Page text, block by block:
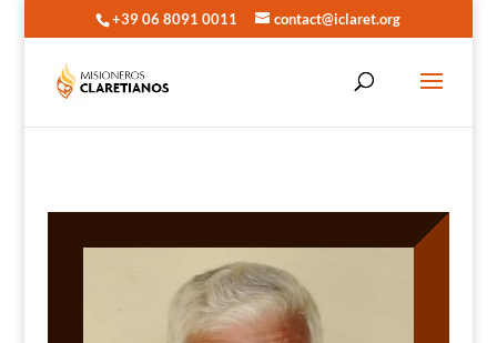
+39 06 8091 0011 contact@iclaret.org